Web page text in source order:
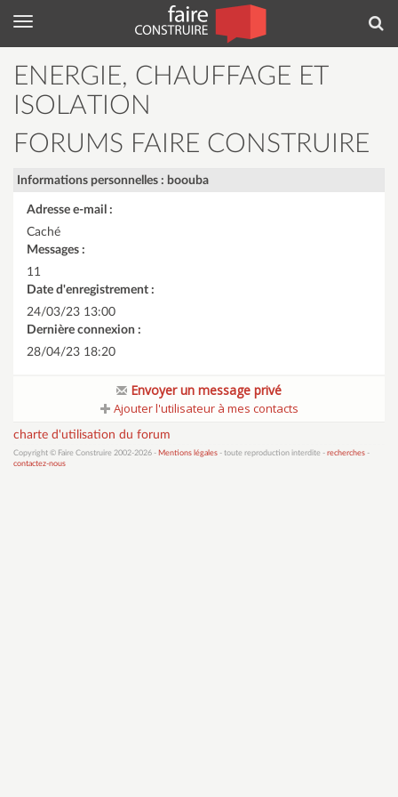
Menu
ENERGIE, CHAUFFAGE ET
ISOLATION
FORUMS FAIRE CONSTRUIRE
Informations personnelles : boouba
Adresse e-mail :
Caché
Messages :
11
Date d'enregistrement :
24/03/23 13:00
Dernière connexion :
28/04/23 18:20
Envoyer un message privé
Ajouter l'utilisateur à mes contacts
charte d'utilisation du forum
Copyright © Faire Construire 2002-2026 - Mentions légales - toute reproduction interdite - recherches -
contactez-nous